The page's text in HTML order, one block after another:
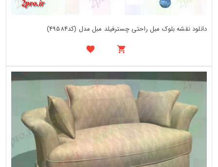
دانلود نقشه بلوک مبل راحتی چسترفیلد مبل مدل (کد49584)